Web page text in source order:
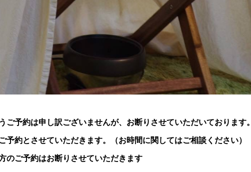
予約は申し訳ございませんが、お断りさせていただいております。
約とさせていただきます。（お時間に関してはご相談ください）
ご予約はお断りさせていただきます